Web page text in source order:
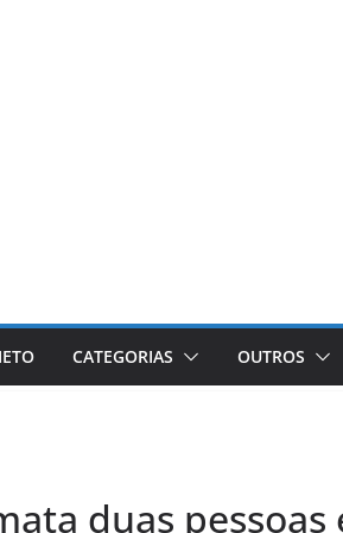
CATEGORIAS OUTROS
duas pessoas